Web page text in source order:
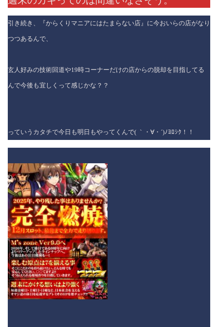
引き続き、『からくりマニアにはたまらない店』に今おいらの店がなり
つつあるんで、
玄人好みの技術回道や19時コーナーだけの店からの脱却を目指してる
んで今後も宜しくって感じかな？？
っていうカタチで今日も明日もやってくんで( ｀・∀・´)ﾉﾖﾛｼｸ！！